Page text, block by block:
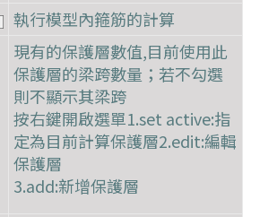
執行模型內箍筋的計算
現有的保護層數值,目前使用此
保護層的梁跨數量；若不勾選
則不顯示其梁跨
按右鍵開啟選單1.set active:指
定為目前計算保護層2.edit:編輯
保護層
3.add:新增保護層